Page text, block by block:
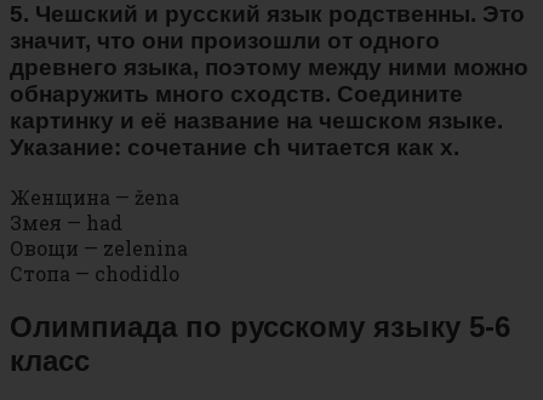
5. Чешский и русский язык родственны. Это
значит, что они произошли от одного
древнего языка, поэтому между ними можно
обнаружить много сходств. Соедините
картинку и её название на чешском языке.
Указание: сочетание ch читается как х.
Женщина — žena
Змея — had
Овощи — zelenina
Стопа — chodidlo
Олимпиада по русскому языку 5-6
класс